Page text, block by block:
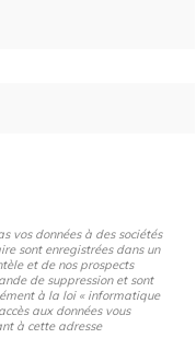
vos données à des sociétés
sont enregistrées dans un
et de nos prospects
de suppression et sont
à la loi « informatique
aux données vous
à cette adresse